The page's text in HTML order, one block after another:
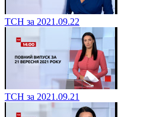
ТСН за 2021.09.22
ТСН за 2021.09.21